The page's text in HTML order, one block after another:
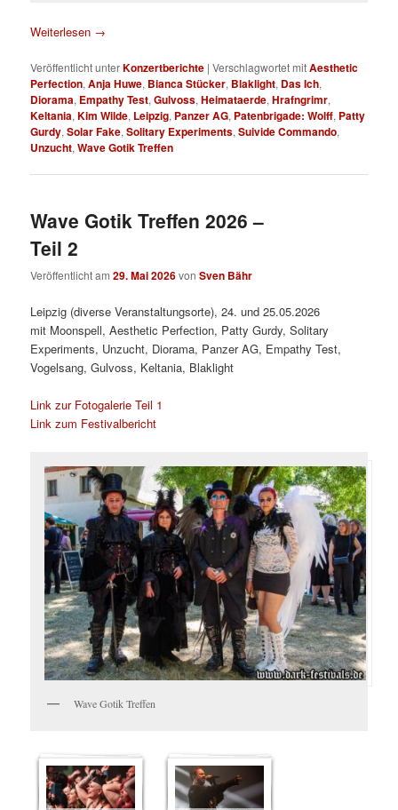
Weiterlesen →
Veröffentlicht unterKonzertberichte |Verschlagwortet mitAesthetic
Perfection,Anja Huwe, Bianca Stücker, Blaklight, Das Ich,
Diorama, Empathy Test,Gulvoss,Heimataerde,Hrafngrimr,
Keltania,Kim Wilde, Leipzig, Panzer AG, Patenbrigade: Wolff, Patty
Gurdy,Solar Fake,Solitary Experiments,Suivide Commando,
Unzucht,Wave Gotik Treffen
Wave Gotik Treffen 2026 –
Teil 2
Veröffentlicht am29. Mai 2026vonSven Bähr
Leipzig (diverse Veranstaltungsorte), 24. und 25.05.2026
mit Moonspell, Aesthetic Perfection, Patty Gurdy, Solitary
Experiments, Unzucht, Diorama, Panzer AG, Empathy Test,
Vogelsang, Gulvoss, Keltania, Blaklight
Link zur Fotogalerie Teil 1
Link zum Festivalbericht
Wave Gotik Treffen